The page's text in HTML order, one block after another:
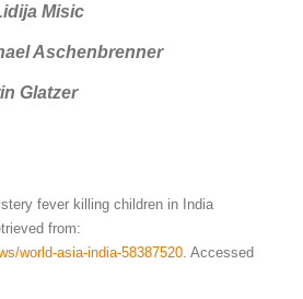
Misic
Aschenbrenner
Glatzer
fever killing children in India
from:
world-asia-india-58387520 . Accessed